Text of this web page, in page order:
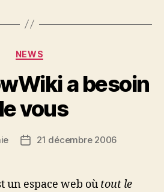
Catégories
NEWS
a besoin
vous
Date21 décembre 2006
un espace web où tout le